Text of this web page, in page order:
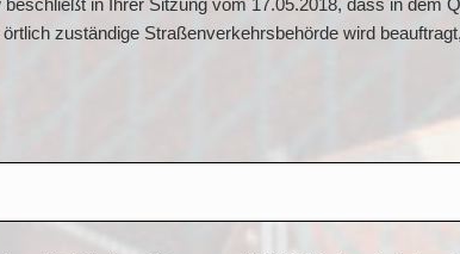
in Ihrer Sitzung vom 17.05.2018, dass in dem
zuständige Straßenverkehrsbehörde wird